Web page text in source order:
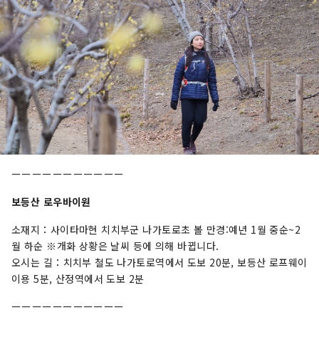
ーーーーーーーーーーー
보등산 로우바이원
소재지：사이타마현 치치부군 나가토로초 볼 만경:예년 1월 중순~2
월 하순 ※개화 상황은 날씨 등에 의해 바뀝니다.
오시는 길：치치부 철도 나가토로역에서 도보 20분, 보등산 로프웨이
이용 5분, 산정역에서 도보 2분
ーーーーーーーーーーー